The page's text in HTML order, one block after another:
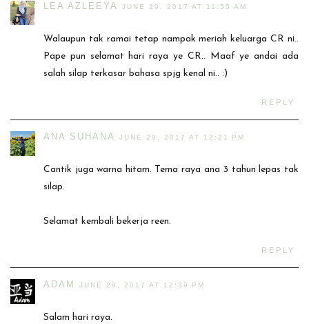
LEA AZLEEYA JUNE 29, 2017 AT 11:55 AM
Walaupun tak ramai tetap nampak meriah keluarga CR ni..
Pape pun selamat hari raya ye CR.. Maaf ye andai ada
salah silap terkasar bahasa spjg kenal ni.. :)
REPLY
ANA SUHANA JUNE 29, 2017 AT 12:21 PM
Cantik juga warna hitam. Tema raya ana 3 tahun lepas tak
silap.
Selamat kembali bekerja reen.
REPLY
ADAM JUNE 29, 2017 AT 12:39 PM
Salam hari raya.